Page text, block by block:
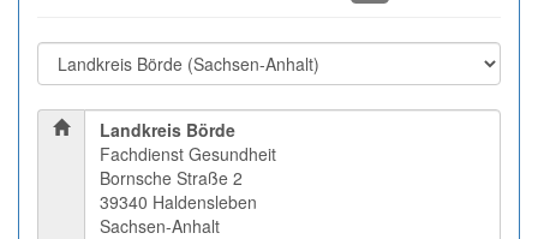
Landkreis Börde
Fachdienst Gesundheit
Bornsche Straße 2
39340 Haldensleben
Sachsen-Anhalt